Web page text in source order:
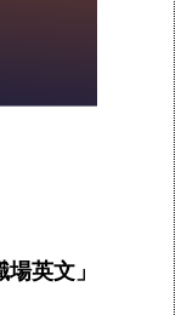
英文」